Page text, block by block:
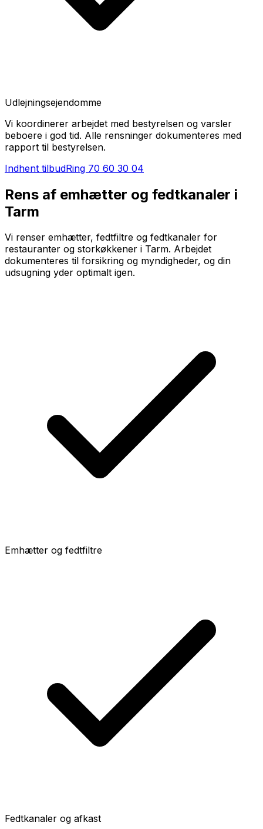
Udlejningsejendomme
Vi koordinerer arbejdet med bestyrelsen og varsler
beboere i god tid. Alle rensninger dokumenteres med
rapport til bestyrelsen.
Indhent tilbudRing 70 60 30 04
Rens af emhætter og fedtkanaler i
Tarm
Vi renser emhætter, fedtfiltre og fedtkanaler for
restauranter og storkøkkener i Tarm. Arbejdet
dokumenteres til forsikring og myndigheder, og din
udsugning yder optimalt igen.
Emhætter og fedtfiltre
Fedtkanaler og afkast